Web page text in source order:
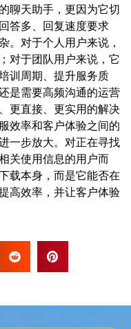
聊天助手，更因为它切
答多、回复速度要求
。对于个人用户来说，
对于团队用户来说，它
训周期、提升服务质
是需要高频沟通的运营
更直接、更实用的解决
效率和客户体验之间的
一步放大。对正在寻找
关使用信息的用户而
载本身，而是它能否在
高效率，并让客户体验